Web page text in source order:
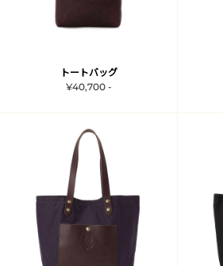
トートバッグ
¥40,700 -